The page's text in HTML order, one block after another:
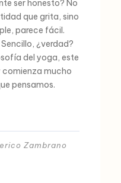
ser honesto? No
que grita, sino
parece fácil.
¿verdad?
del yoga, este
comienza mucho
pensamos.
Zambrano